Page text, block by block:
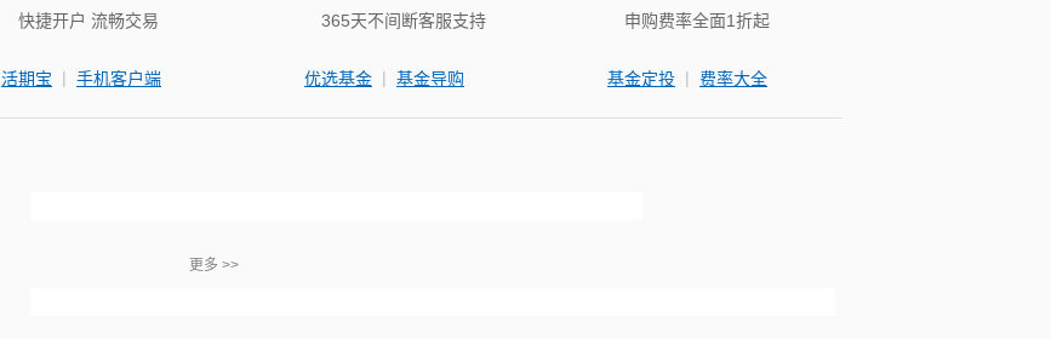
快捷开户 流畅交易
活期宝 | 手机客户端
365天不间断客服支持
优选基金 | 基金导购
申购费率全面1折起
基金定投 | 费率大全
更多 >>